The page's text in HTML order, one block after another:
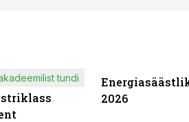
tundi
2026